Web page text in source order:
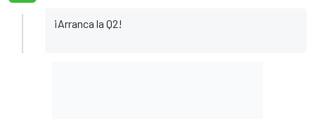
¡Arranca la Q2!